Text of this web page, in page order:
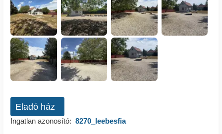
Eladó ház
Ingatlan azonosító: 8270_leebesfia